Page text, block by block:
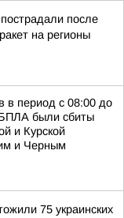
после
на регионы
в период с 08:00 до
были сбиты
и Курской
и Черным
75 украинских